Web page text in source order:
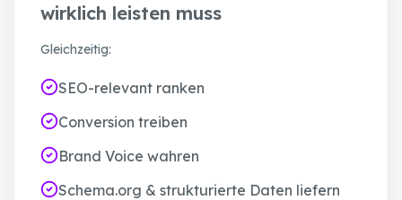
wirklich leisten muss
Gleichzeitig:
SEO-relevant ranken
Conversion treiben
Brand Voice wahren
Schema.org & strukturierte Daten liefern